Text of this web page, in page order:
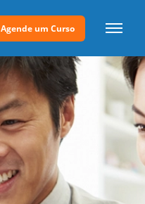
Agende um Curso